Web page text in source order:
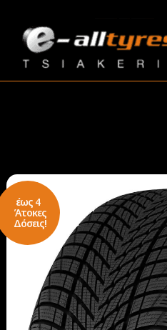
έως 4
Άτοκες
Δόσεις!